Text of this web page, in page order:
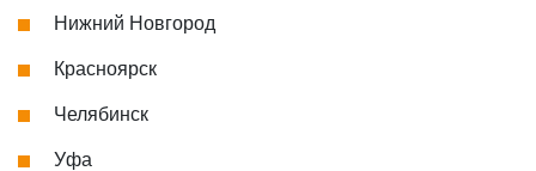
Нижний Новгород
Красноярск
Челябинск
Уфа